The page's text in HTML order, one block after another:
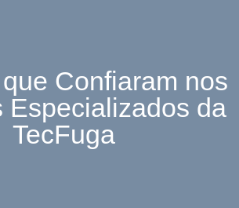
Confiaram nos
Especializados da
TecFuga